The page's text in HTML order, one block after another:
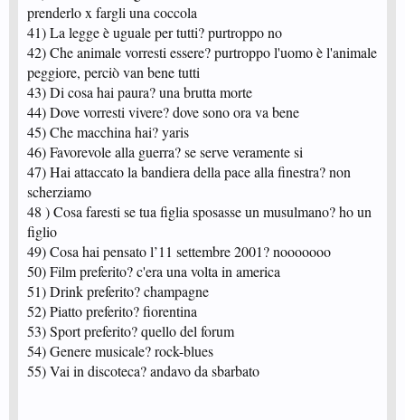
prenderlo x fargli una coccola
41) La legge è uguale per tutti? purtroppo no
42) Che animale vorresti essere? purtroppo l'uomo è l'animale
peggiore, perciò van bene tutti
43) Di cosa hai paura? una brutta morte
44) Dove vorresti vivere? dove sono ora va bene
45) Che macchina hai? yaris
46) Favorevole alla guerra? se serve veramente si
47) Hai attaccato la bandiera della pace alla finestra? non
scherziamo
48 ) Cosa faresti se tua figlia sposasse un musulmano? ho un
figlio
49) Cosa hai pensato l’11 settembre 2001? nooooooo
50) Film preferito? c'era una volta in america
51) Drink preferito? champagne
52) Piatto preferito? fiorentina
53) Sport preferito? quello del forum
54) Genere musicale? rock-blues
55) Vai in discoteca? andavo da sbarbato